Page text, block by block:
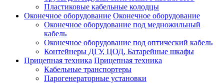
Пластиковые кабельные колодцы
Оконечное оборудование Оконечное оборудование
Оконечное оборудование под медножильный
кабель
Оконечное оборудование под оптический кабель
Контейнеры ДГУ, ЦОД, Батарейные шкафы
Прицепная техника Прицепная техника
Кабельные транспортеры
Парогенераторные установки